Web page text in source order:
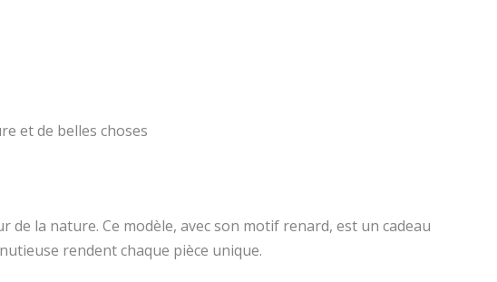
et de belles choses
la nature. Ce modèle, avec son motif renard, est un cadeau
rendent chaque pièce unique.